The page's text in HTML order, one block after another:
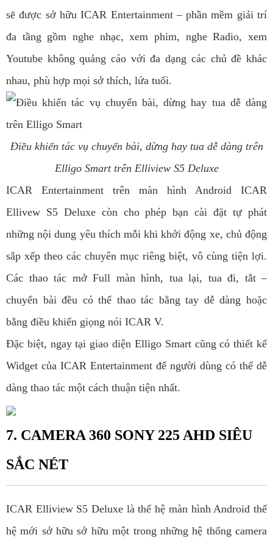
sẽ được sở hữu ICAR Entertainment – phần mềm giải trí
đa tầng gồm nghe nhạc, xem phim, nghe Radio, xem
Youtube không quảng cáo với đa dạng các chủ đề khác
nhau, phù hợp mọi sở thích, lứa tuổi.
Điều khiển tác vụ chuyển bài, dừng hay tua dễ dàng trên
Elligo Smart trên Elliview S5 Deluxe
ICAR Entertainment trên màn hình Android ICAR
Ellivew S5 Deluxe còn cho phép bạn cài đặt tự phát
những nội dung yêu thích mỗi khi khởi động xe, chủ động
sắp xếp theo các chuyên mục riêng biệt, vô cùng tiện lợi.
Các thao tác mở Full màn hình, tua lại, tua đi, tắt –
chuyển bài đều có thể thao tác bằng tay dễ dàng hoặc
bằng điều khiển giọng nói ICAR V.
Đặc biệt, ngay tại giao diện Elligo Smart cũng có thiết kế
Widget của ICAR Entertainment để người dùng có thể dễ
dàng thao tác một cách thuận tiện nhất.
7. CAMERA 360 SONY 225 AHD SIÊU
SẮC NÉT
ICAR Elliview S5 Deluxe là thế hệ màn hình Android thế
hệ mới sở hữu sở hữu một trong những hệ thống camera